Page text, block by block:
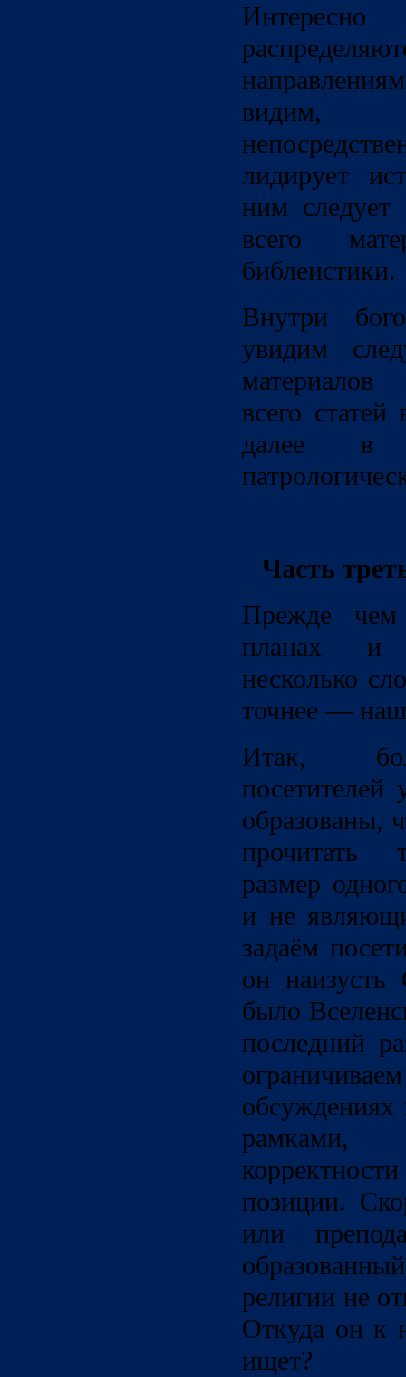
видим,
лидирует
ним следует
всего
библеистики.
Внутри
увидим
всего статей
далее в
Часть
Прежде чем
планах и
несколько
точнее —
Итак,
образованы,
прочитать
размер
и не
задаём
он наизусть
было
последний
рамками,
позиции.
или
религии не
Откуда он к
ищет?